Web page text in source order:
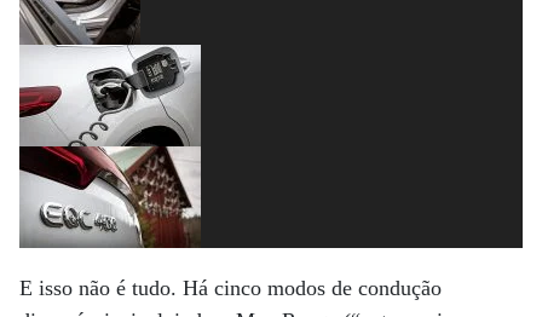
E isso não é tudo. Há cinco modos de condução